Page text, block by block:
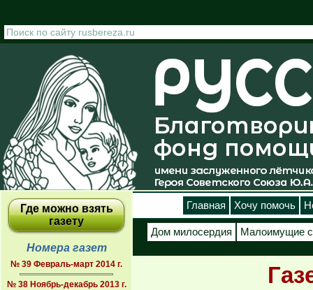
Где можно взять
газету
Номера газет
№ 39 Февраль-март 2014 г.
№ 38 Ноябрь-декабрь 2013 г.
Главная Хочу помочь
Дом милосердия Малоимущие